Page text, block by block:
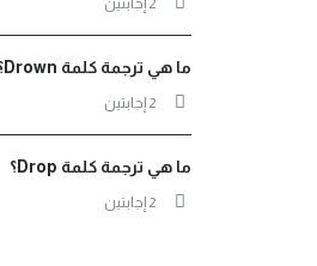
‫2 إجابتين
ما هي ترجمة كلمة Drown؟
‫2 إجابتين
ما هي ترجمة كلمة Drop؟
‫2 إجابتين